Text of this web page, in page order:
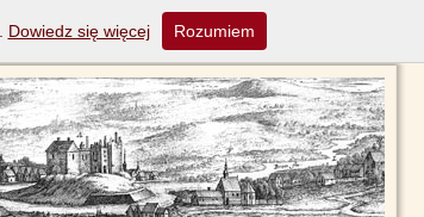
Dowiedz się więcej Rozumiem